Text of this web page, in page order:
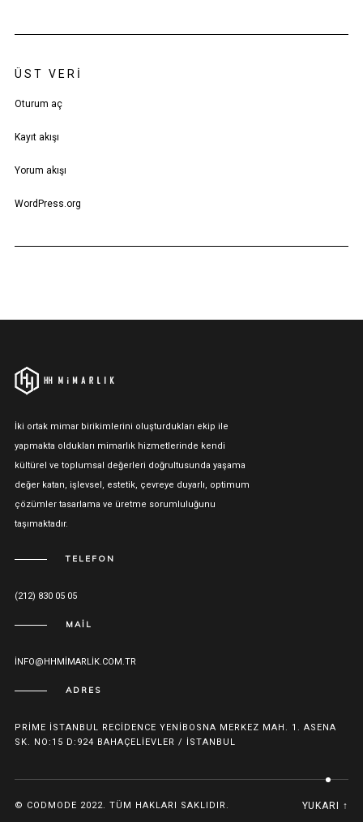
ÜST VERI
Oturum aç
Kayıt akışı
Yorum akışı
WordPress.org
İki ortak mimar birikimlerini oluşturdukları ekip ile
yapmakta oldukları mimarlık hizmetlerinde kendi
kültürel ve toplumsal değerleri doğrultusunda yaşama
değer katan, işlevsel, estetik, çevreye duyarlı, optimum
çözümler tasarlama ve üretme sorumluluğunu
taşımaktadır.
TELEFON
(212) 830 05 05
MAIL
INFO@HHMIMARLIK.COM.TR
ADRES
PRIME İSTANBUL RECIDENCE YENIBOSNA MERKEZ MAH. 1. ASENA
SK. NO:15 D:924 BAHAÇELIEVLER / İSTANBUL
© CODMODE 2022. TÜM HAKLARI SAKLIDIR. YUKARI ↑